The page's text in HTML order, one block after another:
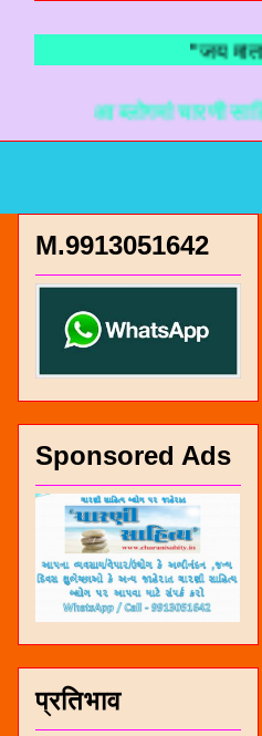
"जय
आ ब्लोगमां चारणी साहित्यने
M.9913051642
Sponsored Ads
प्रतिभाव